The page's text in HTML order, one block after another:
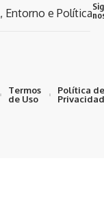
Termos
de Uso
Política